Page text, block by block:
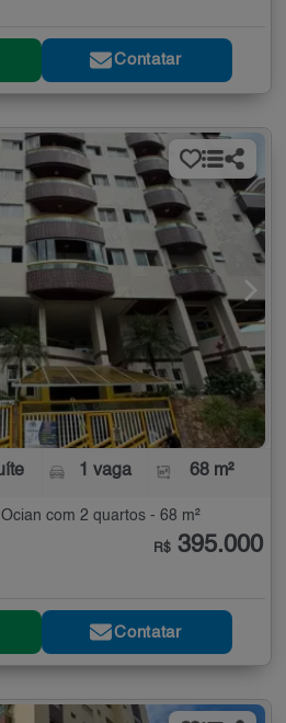
Contatar
1 vaga 68 m²
com 2 quartos - 68 m²
R$ 395.000
Contatar